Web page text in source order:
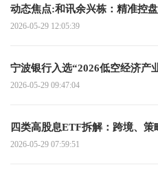
动态焦点:和讯余兴栋：精准控
2026-05-29 12:05:39
宁波银行入选“2026低空经济产
2026-05-29 09:47:04
四类高股息ETF拆解：跨境、策
2026-05-29 07:59:51